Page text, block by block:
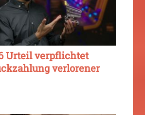
Urteil verpflichtet
verlorener